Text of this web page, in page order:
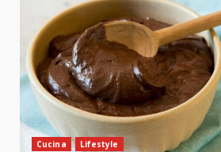
Cucina Lifestyle